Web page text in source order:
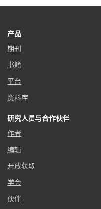
产品
期刊
书籍
平台
资料库
研究人员与合作伙伴
作者
编辑
开放获取
学会
伙伴